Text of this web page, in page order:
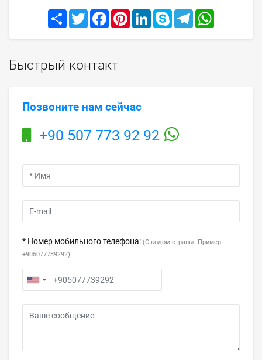
Share TwitterFacebookPinterestLinkedInSkype Telegram
Быстрый контакт
Позвоните нам сейчас
+90 507 773 92 92
* Номер мобильного телефона: (С кодом страны. Пример:
+905077739292)